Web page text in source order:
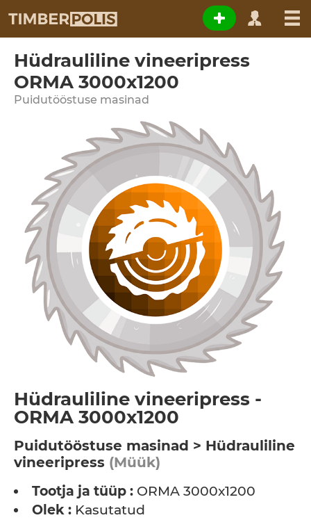
Hüdrauliline vineeripress
ORMA 3000x1200
Puidutööstuse masinad
Hüdrauliline vineeripress -
ORMA 3000x1200
Puidutööstuse masinad > Hüdrauliline
vineeripress (Müük)
Tootja ja tüüp : ORMA 3000x1200
Olek : Kasutatud